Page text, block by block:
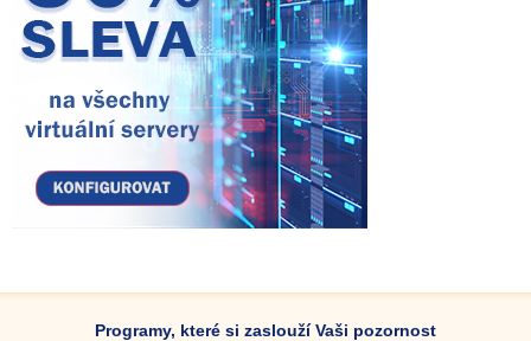
Programy, které si zaslouží Vaši pozornost